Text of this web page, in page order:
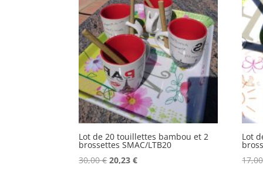
85,00 €.68,33 €.
Lot de 20 touillettes bambou et 2
brossettes SMAC/LTB20
30,00€Le
20,23€Le
Lot